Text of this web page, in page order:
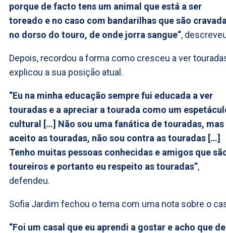
porque de facto tens um animal que está a ser
toreado e no caso com bandarilhas que são
no dorso do touro, de onde jorra sangue“,
Depois, recordou a forma como cresceu a ver
explicou a sua posição atual.
“Eu na minha educação sempre fui educada a ver
touradas e a apreciar a tourada como um
cultural […] Não sou uma fanática de touradas, mas
aceito as touradas, não sou contra as touradas […]
Tenho muitas pessoas conhecidas e amigos que
toureiros e portanto eu respeito as touradas”,
defendeu.
Sofia Jardim fechou o tema com uma nota sobre o
“Foi um casal que eu aprendi a gostar e acho que de